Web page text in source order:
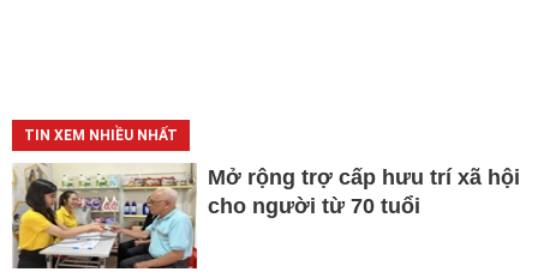
TIN XEM NHIỀU NHẤT
Mở rộng trợ cấp hưu trí xã hội
cho người từ 70 tuổi